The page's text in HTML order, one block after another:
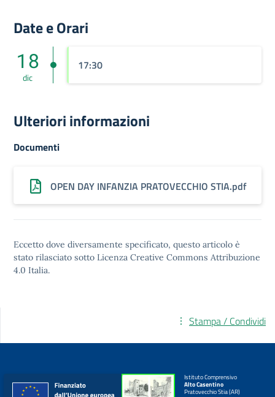
Date e Orari
18
dic
17:30
Ulteriori informazioni
Documenti
OPEN DAY INFANZIA PRATOVECCHIO STIA.pdf
Eccetto dove diversamente specificato, questo articolo è
stato rilasciato sotto Licenza Creative Commons Attribuzione
4.0 Italia.
Stampa / Condividi
Istituto Comprensivo
Alto Casentino
Pratovecchio Stia (AR)